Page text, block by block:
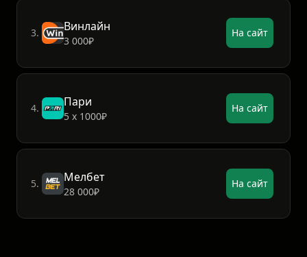
3. Винлайн
3 000₽
На сайт
4. Пари
5 х 1000₽
На сайт
5. Мелбет
28 000₽
На сайт